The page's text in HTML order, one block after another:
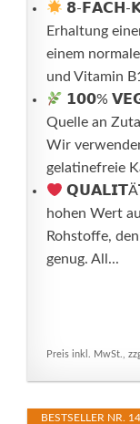
𝟴-𝗙𝗔𝗖𝗛-
Erhaltung
einem
und Vitamin
𝟭𝟬𝟬%
Quelle an
Wir
gelatinefreie
hohen Wert
Rohstoffe,
genug. All...
Preis inkl. MwSt.,
BESTSELLER NR. 14